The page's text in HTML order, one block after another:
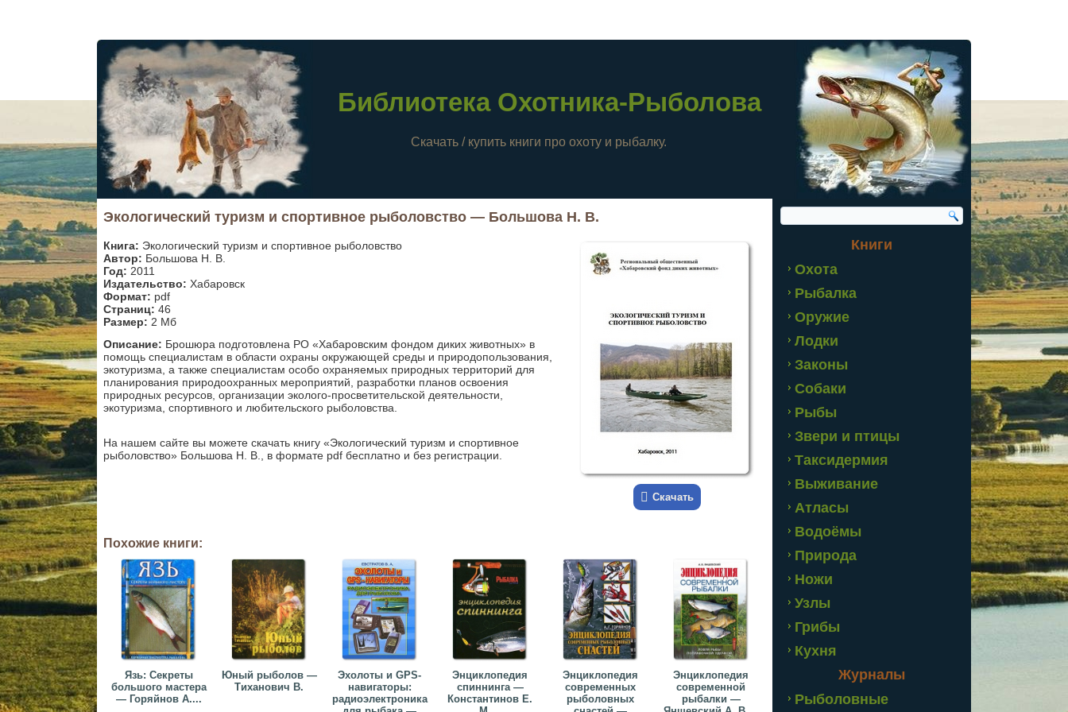
Библиотека Охотника-Рыболова
Скачать / купить книги про охоту и рыбалку.
Экологический туризм и спортивное рыболовство — Большова Н. В.
Скачать
Книга: Экологический туризм и спортивное рыболовство
Автор: Большова Н. В.
Год: 2011
Издательство: Хабаровск
Формат: pdf
Страниц: 46
Размер: 2 Мб
Описание: Брошюра подготовлена РО «Хабаровским фондом диких животных» в
помощь специалистам в области охраны окружающей среды и природопользования,
экотуризма, а также специалистам особо охраняемых природных территорий для
планирования природоохранных мероприятий, разработки планов освоения
природных ресурсов, организации эколого-просветительской деятельности,
экотуризма, спортивного и любительского рыболовства.
На нашем сайте вы можете скачать книгу «Экологический туризм и спортивное
рыболовство» Большова Н. В., в формате pdf бесплатно и без регистрации.
Похожие книги:
Язь: Секреты
большого мастера
— Горяйнов А....
Юный рыболов —
Тиханович В.
Эхолоты и GPS-
навигаторы:
радиоэлектроника
Энциклопедия
спиннинга —
Константинов Е.
Энциклопедия
современных
рыболовных
Энциклопедия
современной
рыбалки —
Книги
Охота
Рыбалка
Оружие
Лодки
Законы
Собаки
Рыбы
Звери и птицы
Таксидермия
Выживание
Атласы
Водоёмы
Природа
Ножи
Узлы
Грибы
Кухня
Журналы
Рыболовные